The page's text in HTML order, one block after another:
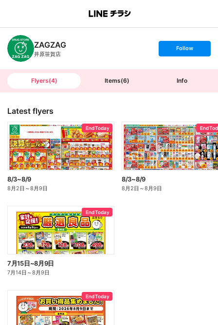
B
n
c
h
T
ZAGZAG
井原笹賀店
s
t
o
l
Follow
Flyers(4) Items(6) Info
Latest flyers
End Today
8/3~8/9
8月2日 ～8月9日
End
8/3~8/9
8月2日 ～8月9日
End Today
7月15日~8月9日
7月14日 ～8月9日
End Today